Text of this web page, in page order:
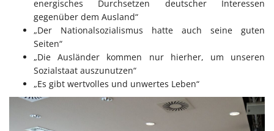
energisches Durchsetzen deutscher Interessen
gegenüber dem Ausland“
„Der Nationalsozialismus hatte auch seine guten
Seiten“
„Die Ausländer kommen nur hierher, um unseren
Sozialstaat auszunutzen“
„Es gibt wertvolles und unwertes Leben“